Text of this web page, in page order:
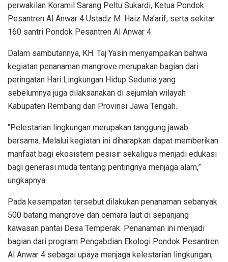
perwakilan Koramil Sarang Peltu Sukardi, Ketua Pondok
Pesantren Al Anwar 4 Ustadz M. Haiz Ma’arif, serta sekitar
160 santri Pondok Pesantren Al Anwar 4.
Dalam sambutannya, KH. Taj Yasin menyampaikan bahwa
kegiatan penanaman mangrove merupakan bagian dari
peringatan Hari Lingkungan Hidup Sedunia yang
sebelumnya juga dilaksanakan di sejumlah wilayah
Kabupaten Rembang dan Provinsi Jawa Tengah.
“Pelestarian lingkungan merupakan tanggung jawab
bersama. Melalui kegiatan ini diharapkan dapat memberikan
manfaat bagi ekosistem pesisir sekaligus menjadi edukasi
bagi generasi muda tentang pentingnya menjaga alam,”
ungkapnya.
Pada kesempatan tersebut dilakukan penanaman sebanyak
500 batang mangrove dan cemara laut di sepanjang
kawasan pantai Desa Temperak. Penanaman ini menjadi
bagian dari program Pengabdian Ekologi Pondok Pesantren
Al Anwar 4 sebagai upaya menjaga kelestarian lingkungan,